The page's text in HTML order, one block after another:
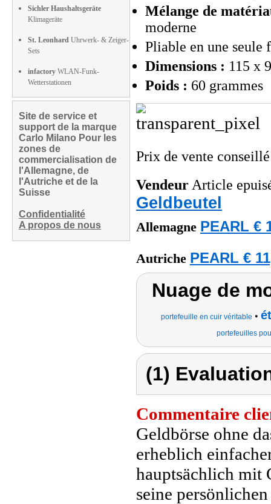
Sichler Haushaltsgeräte
Klimageräte
St. Leonhard Uhrwerk- & Zeiger-
Sets
infactory WLAN-Funk-
Wetterstationen
Site de service et
support de la marque
Carlo Milano Pour les
zones de
commercialisation de
l'Allemagne, de
l'Autriche et de la
Suisse
Confidentialité
A propos de nous
Mélange de
moderne
Pliable en une seule
Dimensions : 115 x
Poids : 60 grammes
Prix de vente
Vendeur Article
Geldbeutel
Allemagne PEARL €
Autriche PEARL €
Nuage de
portefeuille en cuir véritable •
portefeuilles
(1)
Commentaire
Geldbörse ohne
erheblich
hauptsächlich mit
seine